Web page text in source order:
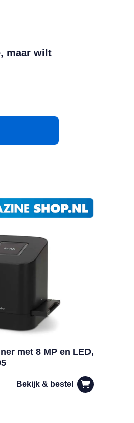
maar wilt
met 8 MP en LED,
Bekijk & bestel